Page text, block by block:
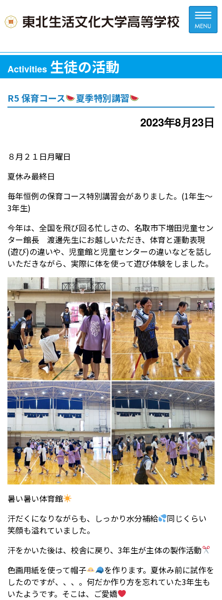
受験生の方へ 中学校の先生方へ
在校生の方へ 保護者の方へ
アクセス お問い合わせ
教員採用情報(PDF) 各種証明書
寄付金のお願い
Activities 生徒の活動
R5 保育コース 夏季特別講習
2023年8月23日
８月２１日月曜日
夏休み最終日
毎年恒例の保育コース特別講習会がありました。(1年生〜
3年生)
今年は、全国を飛び回る忙しさの、名取市下増田児童セン
ター館長 渡邊先生にお越しいただき、体育と運動表現
(遊び)の違いや、児童館と児童センターの違いなどを話し
いただきながら、実際に体を使って遊び体験をしました。
暑い暑い体育館
汗だくになりながらも、しっかり水分補給
同じくらい
笑顔も溢れていました。
汗をかいた後は、校舎に戻り、3年生が主体の製作活動
色画用紙を使って帽子
を作ります。夏休み前に試作を
したのですが、、、。何だか作り方を忘れていた3年生も
いたようです。そこは、ご愛嬌